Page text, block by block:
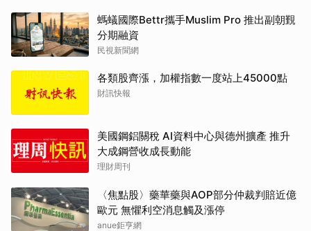
螞蟻國際Bettr攜手Muslim Pro 推出副朝覲
分期融資
民視新聞網
各類股齊漲，加權指數一度站上45000點
財訊快報
美國鋼鋁關稅 AI資料中心與德州擴產 推升
大成鋼營收成長動能
理財周刊
〈焦點股〉藥華藥與AOP部分仲裁判賠近億
歐元 無懼利空消息觸及漲停
anue鉅亨網